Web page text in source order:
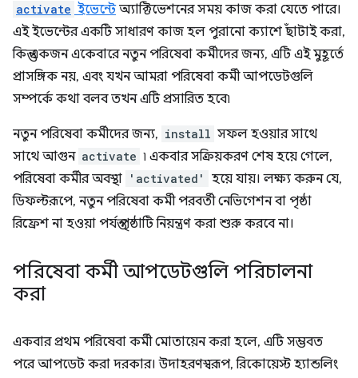
activate ইভেন্টেঅ্যাক্টিভেশনের সময় কাজ করা যেতে পারে।
এই ইভেন্টের একটি সাধারণ কাজ হল পুরানো ক্যাশে ছাঁটাই করা,
কিন্তু একজন একেবারে নতুন পরিষেবা কর্মীদের জন্য, এটি এই মুহূর্তে
প্রাসঙ্গিক নয়, এবং যখন আমরা পরিষেবা কর্মী আপডেটগুলি
সম্পর্কে কথা বলব তখন এটি প্রসারিত হবে৷
নতুন পরিষেবা কর্মীদের জন্য, install সফল হওয়ার সাথে
সাথে আগুন activate ৷ একবার সক্রিয়করণ শেষ হয়ে গেলে,
পরিষেবা কর্মীর অবস্থা 'activated'
হয়ে যায়। লক্ষ্য করুন যে,
ডিফল্টরূপে, নতুন পরিষেবা কর্মী পরবর্তী নেভিগেশন বা পৃষ্ঠা
রিফ্রেশ না হওয়া পর্যন্ত পৃষ্ঠাটি নিয়ন্ত্রণ করা শুরু করবে না।
পরিষেবা কর্মী আপডেটগুলি পরিচালনা
করা
একবার প্রথম পরিষেবা কর্মী মোতায়েন করা হলে, এটি সম্ভবত
পরে আপডেট করা দরকার। উদাহরণস্বরূপ, রিকোয়েস্ট হ্যান্ডলিং